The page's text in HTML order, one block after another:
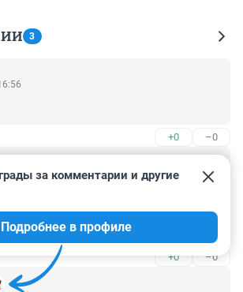
3
+0 –0
нравится канал "Милый фермер". Я
все ролики с участием милой
Бугаенко (Lena Reif).
+0 –0
за комментарии и другие
Подробнее в профиле